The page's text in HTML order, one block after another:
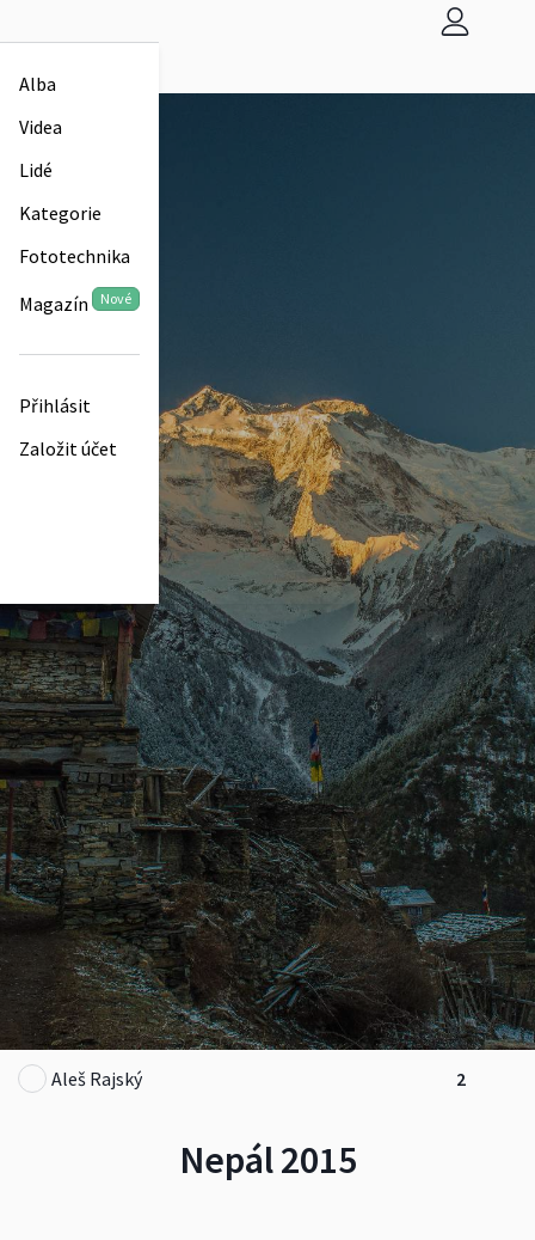
Alba
Videa
Lidé
Kategorie
Fototechnika
Magazín Nové
Přihlásit
Založit účet
Nepál 2015
Aleš Rajský 2